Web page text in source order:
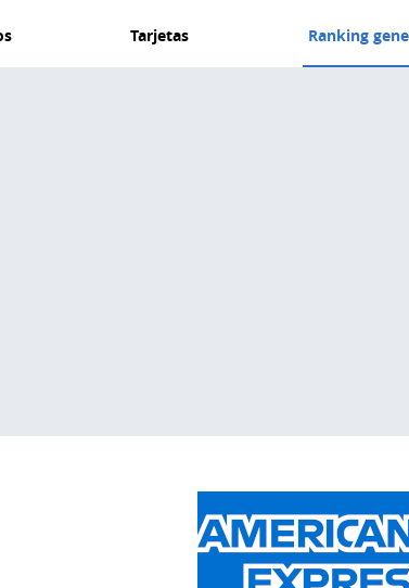
Tarjetas Ranking